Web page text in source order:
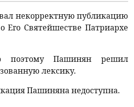
некорректную публикацию
Святейшестве Патриархе
поэтому Пашинян решил
лексику.
Пашиняна недоступна.